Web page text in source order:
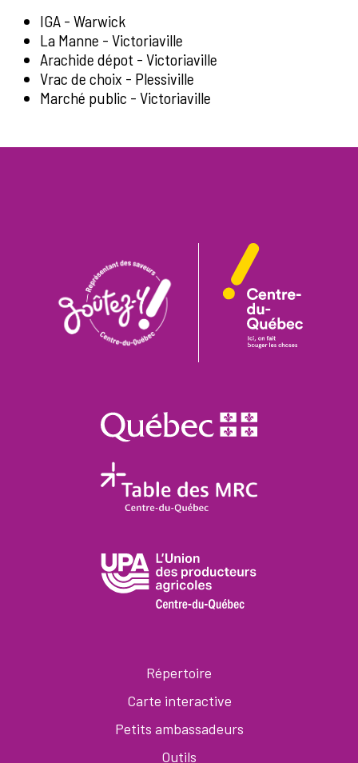
IGA - Warwick
La Manne - Victoriaville
Arachide dépot - Victoriaville
Vrac de choix - Plessiville
Marché public - Victoriaville
Répertoire
Carte interactive
Petits ambassadeurs
Outils